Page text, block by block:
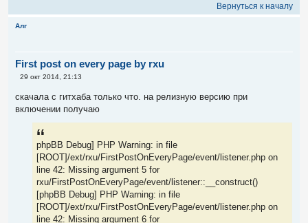
н
Вернуться к началу
Алг
First post on every page by rxu
С
б
щ
29 окт 2014, 21:13
скачала с гитхаба только что. на релизную версию при
включении получаю
phpBB Debug] PHP Warning: in file
[ROOT]/ext/rxu/FirstPostOnEveryPage/event/listener.php on
line 42: Missing argument 5 for
rxu/FirstPostOnEveryPage/event/listener::__construct()
[phpBB Debug] PHP Warning: in file
[ROOT]/ext/rxu/FirstPostOnEveryPage/event/listener.php on
line 42: Missing argument 6 for